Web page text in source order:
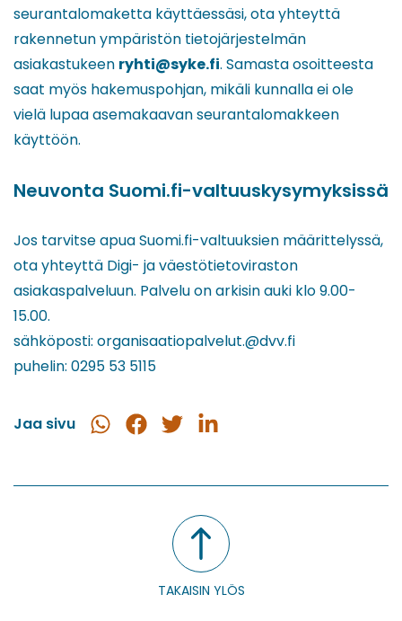
seurantalomaketta käyttäessäsi, ota yhteyttä
rakennetun ympäristön tietojärjestelmän
asiakastukeen ryhti@syke.fi. Samasta osoitteesta
saat myös hakemuspohjan, mikäli kunnalla ei ole
vielä lupaa asemakaavan seurantalomakkeen
käyttöön.
Neuvonta Suomi.fi-valtuuskysymyksissä
Jos tarvitse apua Suomi.fi-valtuuksien määrittelyssä,
ota yhteyttä Digi- ja väestötietoviraston
asiakaspalveluun. Palvelu on arkisin auki klo 9.00-
15.00.
sähköposti: organisaatiopalvelut.@dvv.fi
puhelin: 0295 53 5115
Jaa sivu
Jaa
Jaa
Jaa
Jaa
TAKAISIN YLÖS